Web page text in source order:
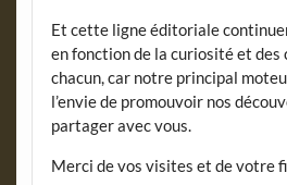
Et cette ligne éditoriale
en fonction de la curiosité et des
chacun, car notre principal
l’envie de promouvoir nos
partager avec vous.
Merci de vos visites et de votre